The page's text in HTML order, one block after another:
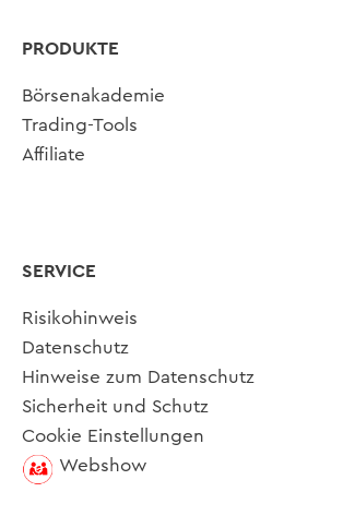
PRODUKTE
Börsenakademie
Trading-Tools
Affiliate
SERVICE
Risikohinweis
Datenschutz
Hinweise zum Datenschutz
Sicherheit und Schutz
Cookie Einstellungen
Webshow